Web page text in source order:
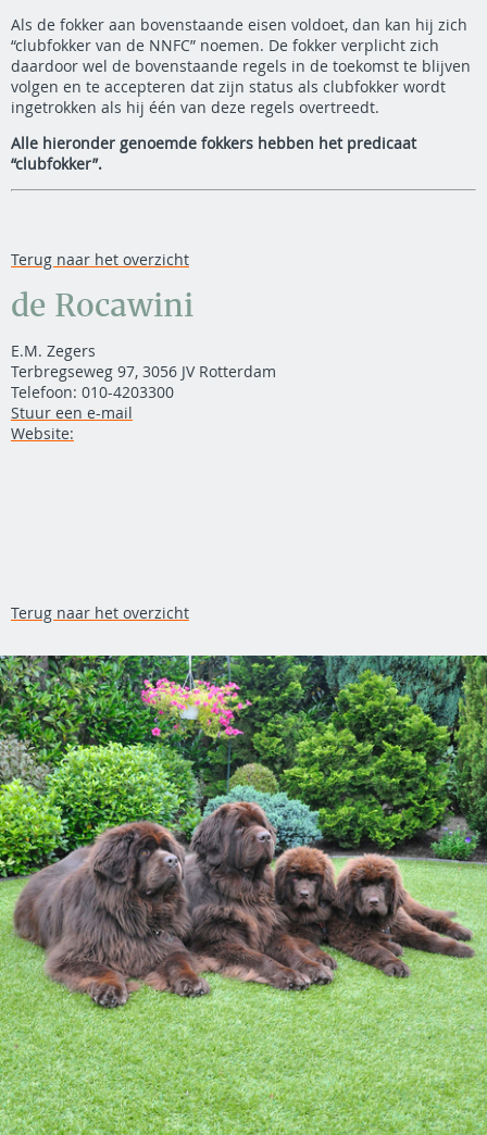
Als de fokker aan bovenstaande eisen voldoet, dan kan hij zich
“clubfokker van de NNFC” noemen. De fokker verplicht zich
daardoor wel de bovenstaande regels in de toekomst te blijven
volgen en te accepteren dat zijn status als clubfokker wordt
ingetrokken als hij één van deze regels overtreedt.
Alle hieronder genoemde fokkers hebben het predicaat
“clubfokker”.
Terug naar het overzicht
de Rocawini
E.M. Zegers
Terbregseweg 97, 3056 JV Rotterdam
Telefoon: 010-4203300
Stuur een e-mail
Website:
Terug naar het overzicht